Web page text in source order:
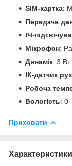
SIM-картка:
Передача
ІЧ-
Мікрофон:
Динамік: 3 Вт
ІК-датчик
Робоча
Вологість: 0
Приховати
Характеристики